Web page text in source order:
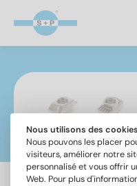
Norm No.
9023 (1)
Nous utilisons des cookies
Nous pouvons les placer
visiteurs, améliorer notre
personnalisé et vous offrir
Web. Pour plus